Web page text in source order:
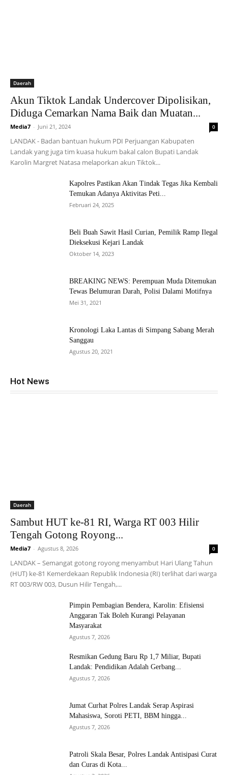
Daerah
Akun Tiktok Landak Undercover Dipolisikan,
Diduga Cemarkan Nama Baik dan Muatan...
Media7 - Juni 21, 2024 0
LANDAK - Badan bantuan hukum PDI Perjuangan Kabupaten
Landak yang juga tim kuasa hukum bakal calon Bupati Landak
Karolin Margret Natasa melaporkan akun Tiktok...
Kapolres Pastikan Akan Tindak Tegas Jika Kembali
Temukan Adanya Aktivitas Peti...
Februari 24, 2025
Beli Buah Sawit Hasil Curian, Pemilik Ramp Ilegal
Dieksekusi Kejari Landak
Oktober 14, 2023
BREAKING NEWS: Perempuan Muda Ditemukan
Tewas Belumuran Darah, Polisi Dalami Motifnya
Mei 31, 2021
Kronologi Laka Lantas di Simpang Sabang Merah
Sanggau
Agustus 20, 2021
Hot News
Daerah
Sambut HUT ke-81 RI, Warga RT 003 Hilir
Tengah Gotong Royong...
Media7 - Agustus 8, 2026 0
LANDAK – Semangat gotong royong menyambut Hari Ulang Tahun
(HUT) ke-81 Kemerdekaan Republik Indonesia (RI) terlihat dari warga
RT 003/RW 003, Dusun Hilir Tengah,...
Pimpin Pembagian Bendera, Karolin: Efisiensi
Anggaran Tak Boleh Kurangi Pelayanan
Masyarakat
Agustus 7, 2026
Resmikan Gedung Baru Rp 1,7 Miliar, Bupati
Landak: Pendidikan Adalah Gerbang...
Agustus 7, 2026
Jumat Curhat Polres Landak Serap Aspirasi
Mahasiswa, Soroti PETI, BBM hingga...
Agustus 7, 2026
Patroli Skala Besar, Polres Landak Antisipasi Curat
dan Curas di Kota...